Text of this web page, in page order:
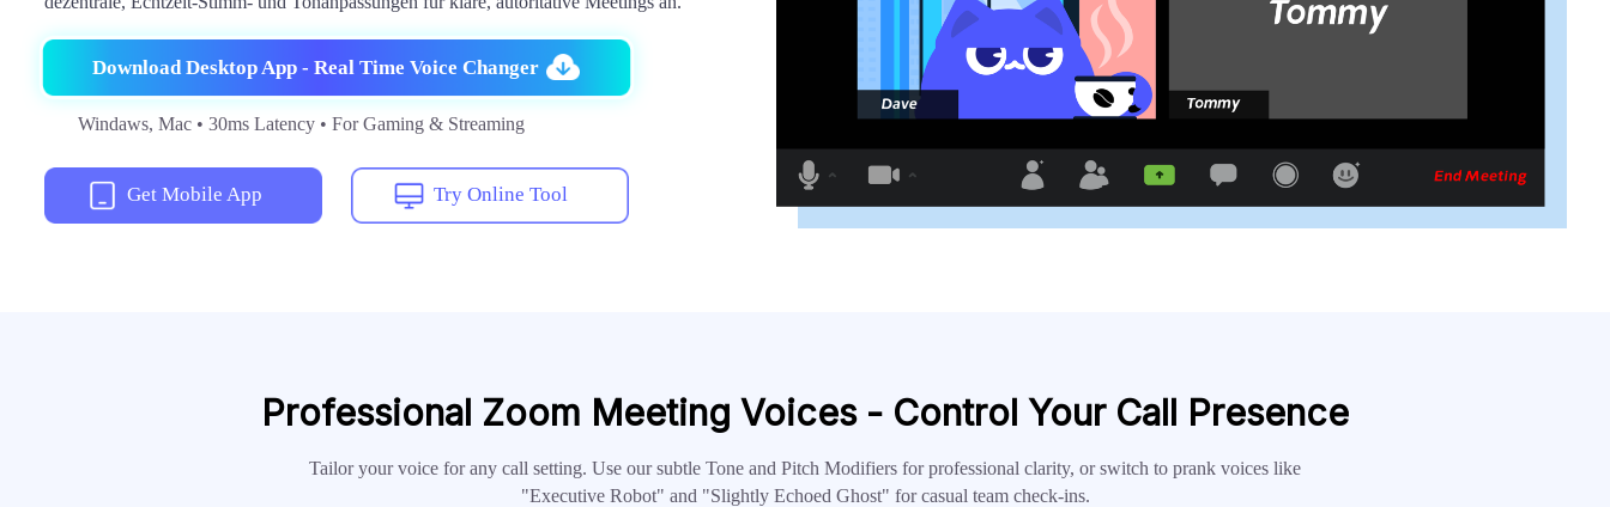
Download Desktop App - Real Time Voice Changer
Windaws, Mac • 30ms Latency • For Gaming & Streaming
Get Mobile App Try Online Tool
Professional Zoom Meeting Voices - Control Your Call Presence
Tailor your voice for any call setting. Use our subtle Tone and Pitch Modifiers for professional clarity, or switch to prank voices like
"Executive Robot" and "Slightly Echoed Ghost" for casual team check-ins.